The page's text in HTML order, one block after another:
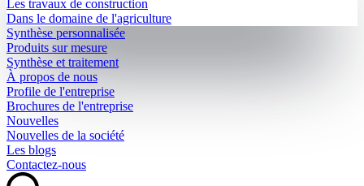
Les travaux de construction
Dans le domaine de l'agriculture
Synthèse personnalisée
Produits sur mesure
Synthèse et traitement
À propos de nous
Profile de l'entreprise
Brochures de l'entreprise
Nouvelles
Nouvelles de la société
Les blogs
Contactez-nous